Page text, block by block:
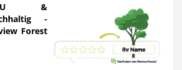
&
-
Forest